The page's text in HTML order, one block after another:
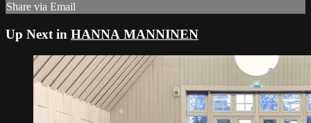
Share via Email
Up Next in HANNA MANNINEN